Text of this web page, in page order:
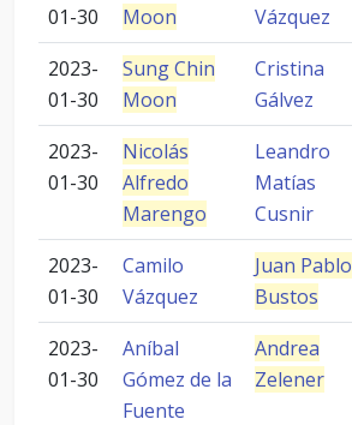
01-30
Moon
Vázquez
2023-
01-30
Sung Chin
Moon
Cristina
Gálvez
2023-
01-30
Nicolás
Alfredo
Marengo
Leandro
Matías
Cusnir
2023-
01-30
Camilo
Vázquez
Juan Pablo
Bustos
2023-
01-30
Aníbal
Gómez de la
Fuente
Andrea
Zelener